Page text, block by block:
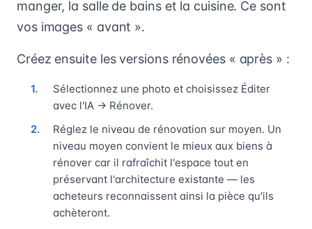
manger, la salle de bains et la cuisine. Ce sont
vos images « avant ».
Créez ensuite les versions rénovées « après » :
Sélectionnez une photo et choisissez Éditer
avec l'IA → Rénover.
Réglez le niveau de rénovation sur moyen. Un
niveau moyen convient le mieux aux biens à
rénover car il rafraîchit l'espace tout en
préservant l'architecture existante — les
acheteurs reconnaissent ainsi la pièce qu'ils
achèteront.